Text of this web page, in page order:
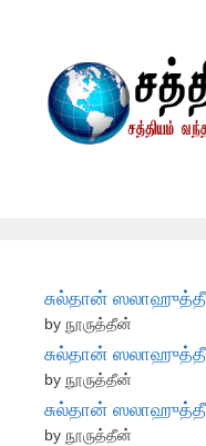
சுல்தான்
by நூருத்தீன்
சுல்தான்
by நூருத்தீன்
சுல்தான்
by நூருத்தீன்